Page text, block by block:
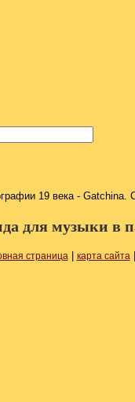
19 века - Gatchina.
для музыки в
страница| карта сайта